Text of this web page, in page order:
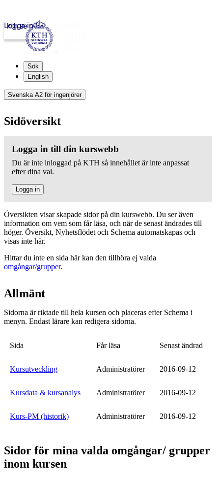
kth.se
Logga in
Sök
English
Svenska A2 för ingenjörer
Sidöversikt
Logga in till din kurswebb
Du är inte inloggad på KTH så innehållet är inte anpassat
efter dina val.
Logga in
Översikten visar skapade sidor på din kurswebb. Du ser även
information om vem som får läsa, och när de senast ändrades till
höger. Översikt, Nyhetsflödet och Schema automatskapas och
visas inte här.
Hittar du inte en sida här kan den tillhöra ej valda
omgångar/grupper.
Allmänt
Sidorna är riktade till hela kursen och placeras efter Schema i
menyn. Endast lärare kan redigera sidorna.
Sida Får läsa Senast ändrad
Kursutveckling Administratörer 2016-09-12
Kursdata & kursanalys Administratörer 2016-09-12
Kurs-PM (historik) Administratörer 2016-09-12
Sidor för mina valda omgångar/ grupper
inom kursen